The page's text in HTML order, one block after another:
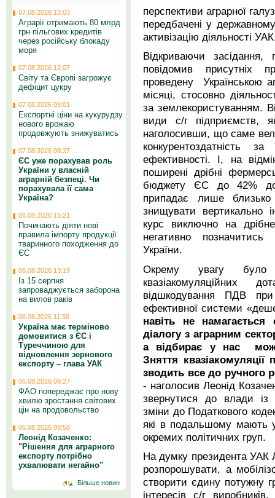
перспективи аграрної
передбачені у
активізацію діяльності
Відкриваючи
повідомив присутніх
проведену Українською
місяці, стосовно
за землекористуванням.
види с/г підприємств,
наголосивши, що саме
конкурентоздатність
ефективності. І, на
поширені дрібні
бюджету ЄС до 42%
припадає лише
знищувати вертикально
курс виключно на
негативно
України.
Окрему увагу було
квазіакомуляційних
відшкодування ПДВ при
ефективної системи
навіть не намагається
діалогу з аграрним
а відбирає у нас
Зняття квазіакомуляції
зводить все до ручного
- наголосив Леонід
звернутися до влади із
зміни до Податкового
які в подальшому мають
окремих політичних груп.
На думку президента УАК
розпорошувати, а
створити єдину потужну
інтересів с/г
07.08.2026 13:03
Аграрії отримають 80 млрд
грн пільгових кредитів
через російську блокаду
моря
07.08.2026 12:07
Світу та Європі загрожує
дефіцит цукру
07.08.2026 09:01
Експортні ціни на кукурудзу
нового врожаю
продовжують знижуватись
07.08.2026 08:27
ЄС уже порахував роль
України у власній
аграрній безпеці. Чи
порахувала її сама
Україна?
06.08.2026 15:21
Починають діяти нові
правила імпорту продукції
тваринного походження до
ЄС
06.08.2026 13:19
Із 15 серпня
запроваджується заборона
на вилов раків
06.08.2026 11:50
Україна має терміново
домовитися з ЄС і
Туреччиною для
відновлення зернового
експорту – глава УАК
06.08.2026 09:27
ФАО попереджає про нову
хвилю зростання світових
цін на продовольство
06.08.2026 08:58
Леонід Козаченко:
"Рішення для аграрного
експорту потрібно
ухвалювати негайно"
Більше новин